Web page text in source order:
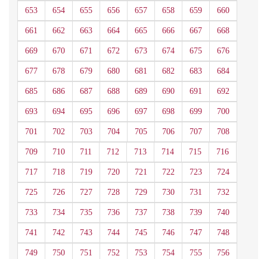
653 654 655 656 657 658 659 660
661 662 663 664 665 666 667 668
669 670 671 672 673 674 675 676
677 678 679 680 681 682 683 684
685 686 687 688 689 690 691 692
693 694 695 696 697 698 699 700
701 702 703 704 705 706 707 708
709 710 711 712 713 714 715 716
717 718 719 720 721 722 723 724
725 726 727 728 729 730 731 732
733 734 735 736 737 738 739 740
741 742 743 744 745 746 747 748
749 750 751 752 753 754 755 756